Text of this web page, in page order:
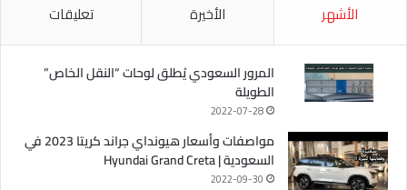
الأشهر الأخيرة تعليقات
المرور السعودي يُطلق لوحات “النقل الخاص”
الطويلة
2022-07-28
مواصفات وأسعار هيونداي جراند كريتا 2023 في
السعودية | Hyundai Grand Creta
2022-09-30